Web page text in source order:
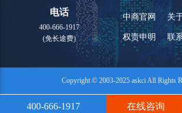
电话
400-666-1917
(免长途费)
中商官网 关
权责申明 联
Copyright © 2003-2025 askci All Rights
400-666-1917 在线咨询